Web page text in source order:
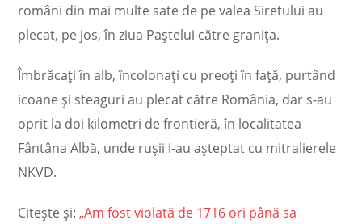
români din mai multe sate de pe valea Siretului au
plecat, pe jos, în ziua Paştelui către graniţa.
Îmbrăcaţi în alb, încolonaţi cu preoţi în faţă, purtând
icoane şi steaguri au plecat către România, dar s-au
oprit la doi kilometri de frontieră, în localitatea
Fântâna Albă, unde ruşii i-au aşteptat cu mitralierele
NKVD.
Citește și:„Am fost violată de 1716 ori până sa